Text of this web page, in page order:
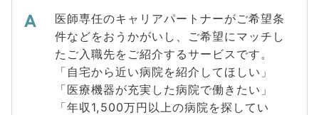
医師専任のキャリアパートナーがご希望条
件などをおうかがいし、ご希望にマッチし
たご入職先をご紹介するサービスです。
「自宅から近い病院を紹介してほしい」
「医療機器が充実した病院で働きたい」
「年収1,500万円以上の病院を探してい